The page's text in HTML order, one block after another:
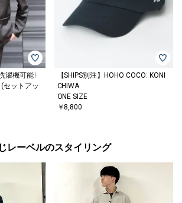
濯機可能〉
セットアッ
【SHIPS別注】HOHO COCO: KONI
CHIWA
ONE SIZE
￥8,800
レーベルのスタイリング